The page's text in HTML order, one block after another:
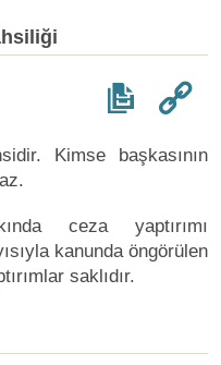
Kimse başkasının
ceza yaptırımı
kanunda öngörülen
saklıdır.